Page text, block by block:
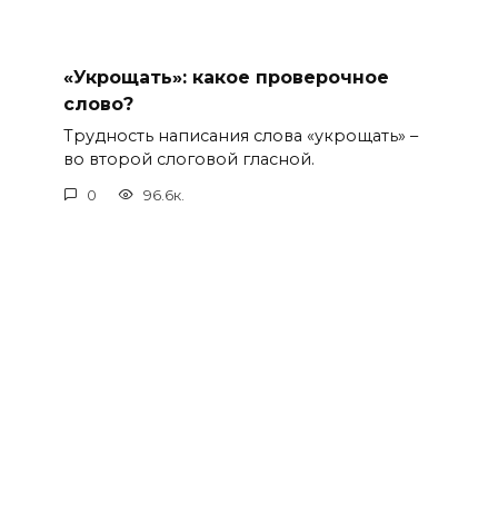
«Укрощать»: какое проверочное
слово?
Трудность написания слова «укрощать» –
во второй слоговой гласной.
0 96.6к.